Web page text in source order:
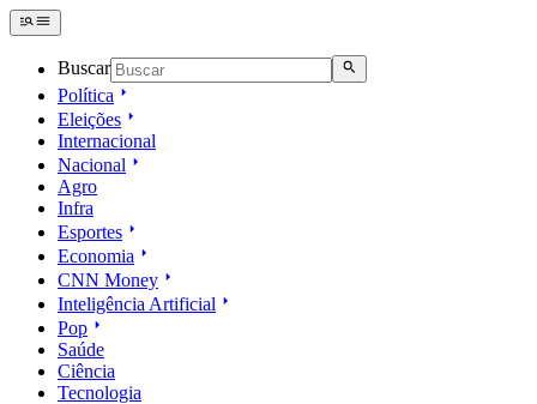
Buscar
Política
Eleições
Internacional
Nacional
Agro
Infra
Esportes
Economia
CNN Money
Inteligência Artificial
Pop
Saúde
Ciência
Tecnologia